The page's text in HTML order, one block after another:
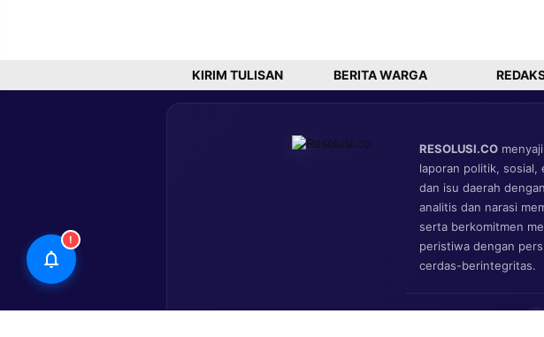
KIRIM TULISAN BERITA WARGA
RESOLUSI.CO
laporan politik, sosial,
dan isu daerah
analitis dan narasi
serta berkomitmen
peristiwa dengan
cerdas-berintegritas.
!